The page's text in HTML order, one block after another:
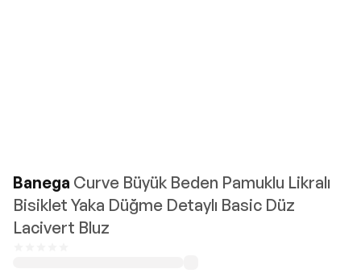
Banega Curve Büyük Beden Pamuklu Likralı
Bisiklet Yaka Düğme Detaylı Basic Düz
Lacivert Bluz